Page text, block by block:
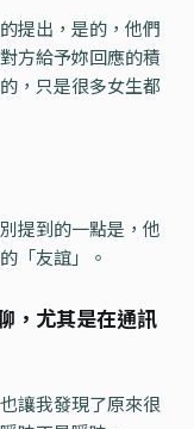
提出，是的，他們
方給予妳回應的積
，只是很多女生都
提到的一點是，他
「友誼」。
，尤其是在通訊
讓我發現了原來很